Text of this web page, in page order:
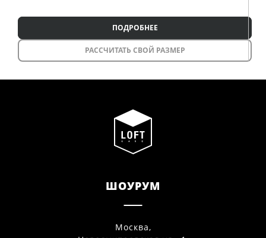
ПОДРОБНЕЕ
РАССЧИТАТЬ СВОЙ РАЗМЕР
ШОУРУМ
Москва,